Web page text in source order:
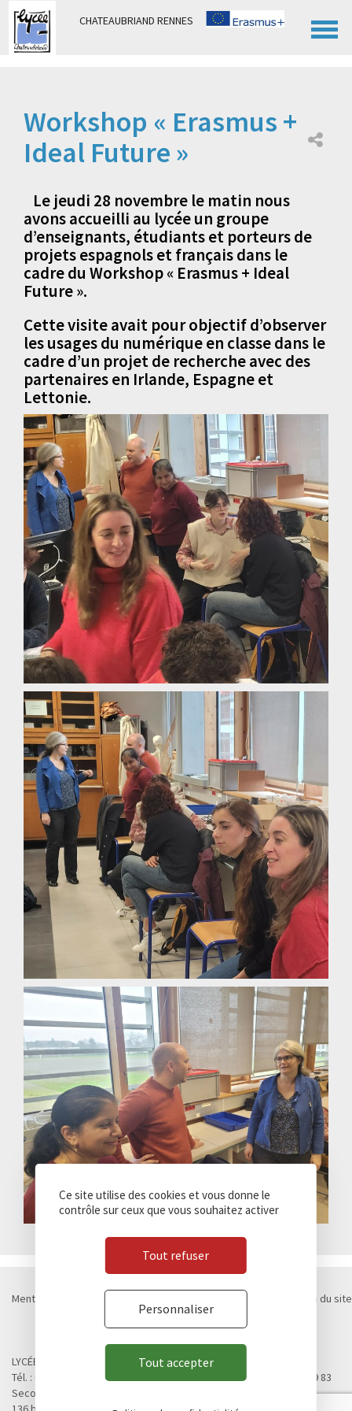
CHATEAUBRIAND RENNES
Workshop « Erasmus +
Ideal Future »
Le jeudi 28 novembre le matin nous
avons accueilli au lycée un groupe
d’enseignants, étudiants et porteurs de
projets espagnols et français dans le
cadre du Workshop « Erasmus + Ideal
Future ».
Cette visite avait pour objectif d’observer
les usages du numérique en classe dans le
cadre d’un projet de recherche avec des
partenaires en Irlande, Espagne et
Lettonie.
Mentions légales
Plan du site
Contact
Marchés publics
LYCÉE CHATEAUBRIAND
Tél. : 02 99 28 19 00 / Fax. : 02 99 28 19 05 / Vie scolaire : 02 99 28 19 83
Second cycle, Abibac, Classes préparatoires
Panneau de gestion des cookies
Ce site utilise des cookies et vous donne le
contrôle sur ceux que vous souhaitez activer
Tout accepter
Tout refuser
Personnaliser